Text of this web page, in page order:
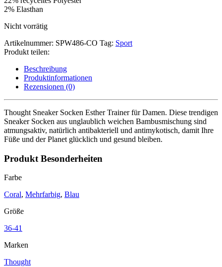
2% Elasthan
Nicht vorrätig
Artikelnummer: SPW486-CO Tag: Sport
Produkt teilen:
Beschreibung
Produktinformationen
Rezensionen (0)
Thought Sneaker Socken Esther Trainer für Damen. Diese trendigen
Sneaker Socken aus unglaublich weichen Bambusmischung sind
atmungsaktiv, natürlich antibakteriell und antimykotisch, damit Ihre
Füße und der Planet glücklich und gesund bleiben.
Produkt Besonderheiten
Farbe
Coral, Mehrfarbig, Blau
Größe
36-41
Marken
Thought